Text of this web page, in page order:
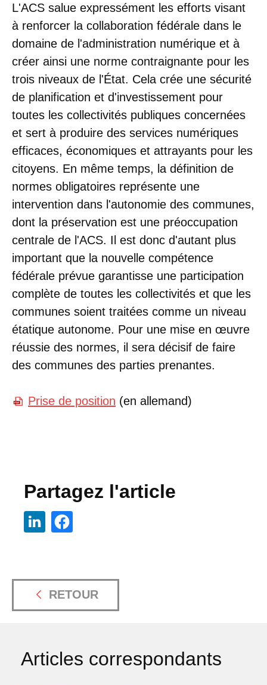
L'ACS salue expressément les efforts visant
à renforcer la collaboration fédérale dans le
domaine de l'administration numérique et à
créer ainsi une norme contraignante pour les
trois niveaux de l'État. Cela crée une sécurité
de planification et d'investissement pour
toutes les collectivités publiques concernées
et sert à produire des services numériques
efficaces, économiques et attrayants pour les
citoyens. En même temps, la définition de
normes obligatoires représente une
intervention dans l'autonomie des communes,
dont la préservation est une préoccupation
centrale de l'ACS. Il est donc d'autant plus
important que la nouvelle compétence
fédérale prévue garantisse une participation
complète de toutes les collectivités et que les
communes soient traitées comme un niveau
étatique autonome. Pour une mise en œuvre
réussie des normes, il sera décisif de faire
des communes des parties prenantes.
Prise de position (en allemand)
Partagez l'article
RETOUR
Articles correspondants